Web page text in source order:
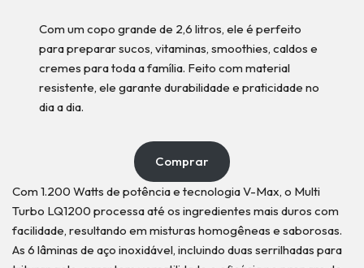
Com um copo grande de 2,6 litros, ele é perfeito
para preparar sucos, vitaminas, smoothies, caldos e
cremes para toda a família. Feito com material
resistente, ele garante durabilidade e praticidade no
dia a dia.
Comprar
Com 1.200 Watts de potência e tecnologia V-Max, o Multi
Turbo LQ1200 processa até os ingredientes mais duros com
facilidade, resultando em misturas homogêneas e saborosas.
As 6 lâminas de aço inoxidável, incluindo duas serrilhadas para